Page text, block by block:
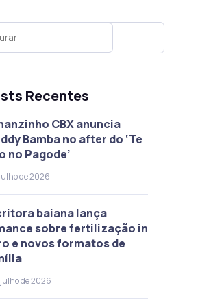
Recentes
CBX anuncia
Bamba no after do ‘Te
no Pagode’
de 2026
baiana lança
sobre fertilização in
e novos formatos de
de 2026